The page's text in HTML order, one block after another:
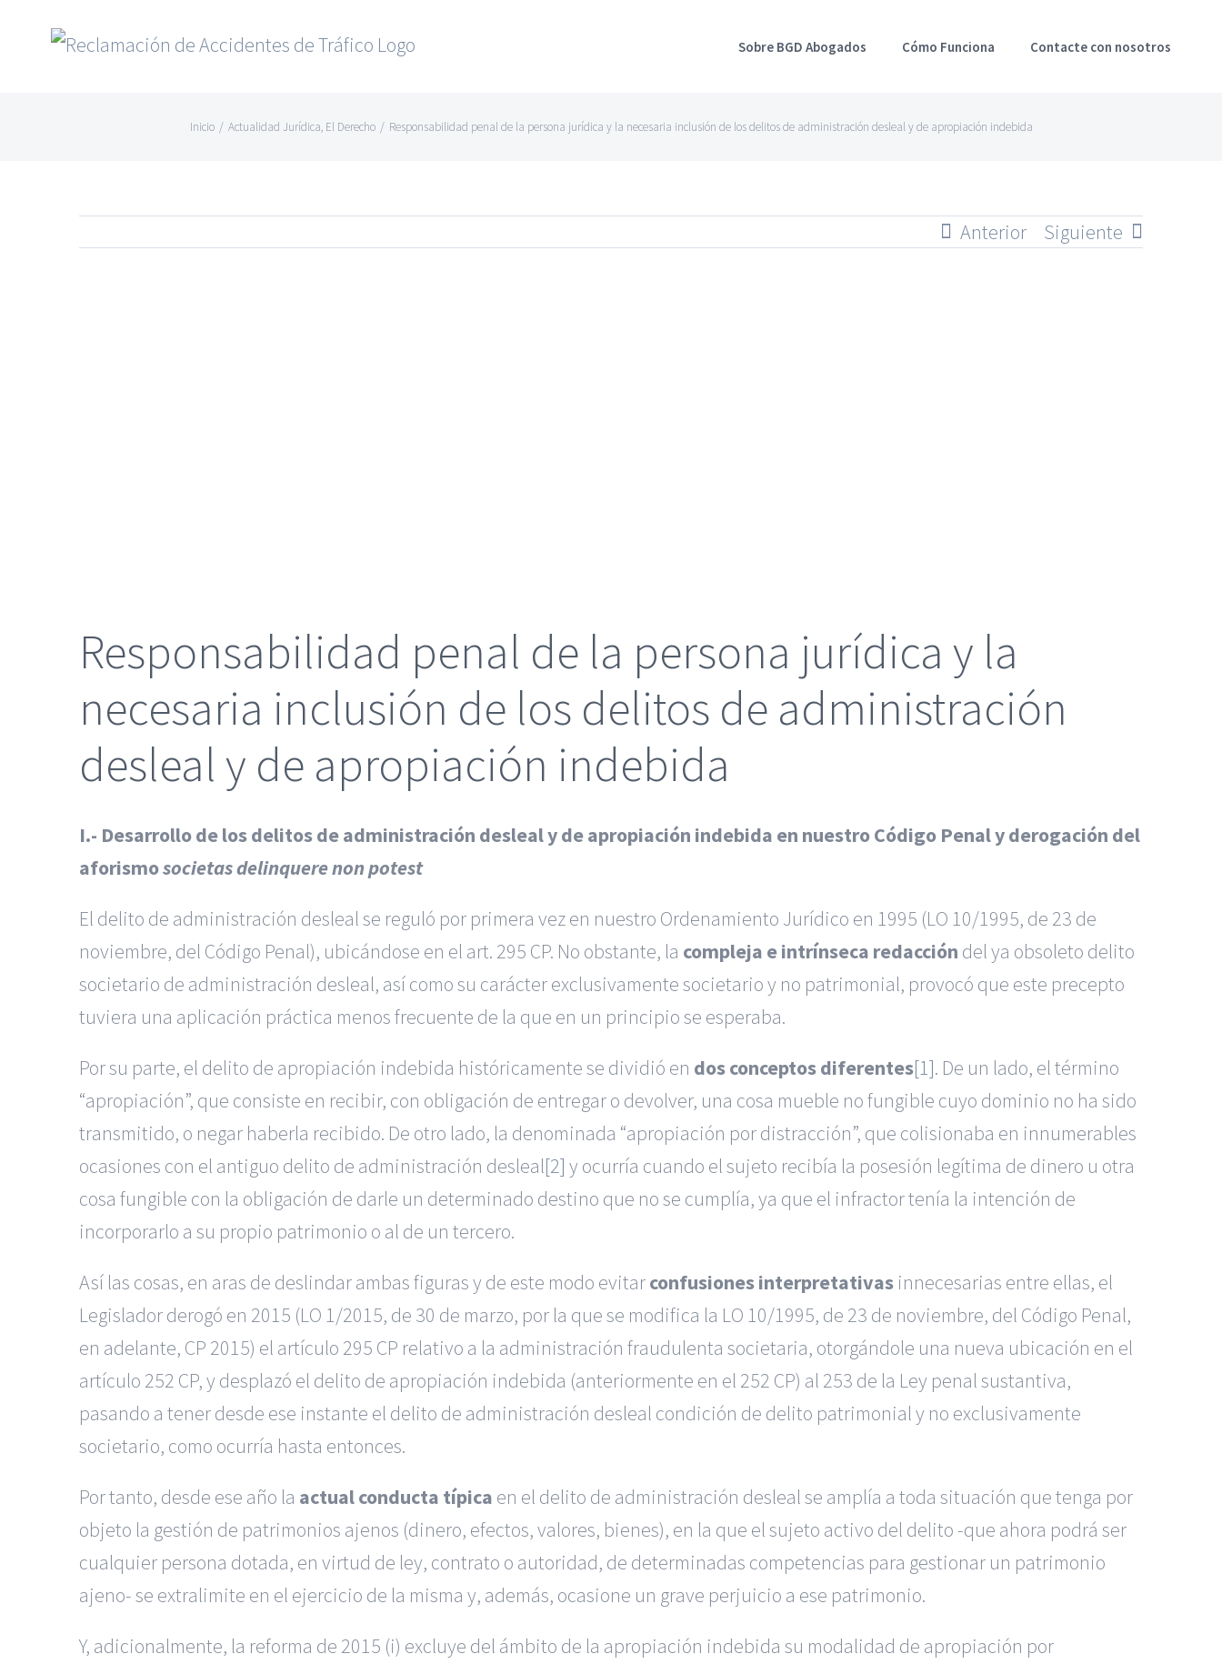
Sobre BGD Abogados Cómo Funciona Contacte con nosotros
Inicio / Actualidad Jurídica, El Derecho / Responsabilidad penal de la persona jurídica y la necesaria inclusión de los delitos de administración desleal y de apropiación indebida
Anterior Siguiente
Responsabilidad penal de la persona jurídica y la
necesaria inclusión de los delitos de administración
desleal y de apropiación indebida
I.- Desarrollo de los delitos de administración desleal y de apropiación indebida en nuestro Código Penal y derogación del
aforismosocietas delinquere non potest
El delito de administración desleal se reguló por primera vez en nuestro Ordenamiento Jurídico en 1995 (LO 10/1995, de 23 de
noviembre, del Código Penal), ubicándose en el art. 295 CP. No obstante, la compleja e intrínseca redacción del ya obsoleto delito
societario de administración desleal, así como su carácter exclusivamente societario y no patrimonial, provocó que este precepto
tuviera una aplicación práctica menos frecuente de la que en un principio se esperaba.
Por su parte, el delito de apropiación indebida históricamente se dividió en dos conceptos diferentes[1]. De un lado, el término
“apropiación”, que consiste en recibir, con obligación de entregar o devolver, una cosa mueble no fungible cuyo dominio no ha sido
transmitido, o negar haberla recibido. De otro lado, la denominada “apropiación por distracción”, que colisionaba en innumerables
ocasiones con el antiguo delito de administración desleal[2] y ocurría cuando el sujeto recibía la posesión legítima de dinero u otra
cosa fungible con la obligación de darle un determinado destino que no se cumplía, ya que el infractor tenía la intención de
incorporarlo a su propio patrimonio o al de un tercero.
Así las cosas, en aras de deslindar ambas figuras y de este modo evitarconfusiones interpretativas innecesarias entre ellas, el
Legislador derogó en 2015 (LO 1/2015, de 30 de marzo, por la que se modifica la LO 10/1995, de 23 de noviembre, del Código Penal,
en adelante, CP 2015) el artículo 295 CP relativo a la administración fraudulenta societaria, otorgándole una nueva ubicación en el
artículo 252 CP, y desplazó el delito de apropiación indebida (anteriormente en el 252 CP) al 253 de la Ley penal sustantiva,
pasando a tener desde ese instante el delito de administración desleal condición de delito patrimonial y no exclusivamente
societario, como ocurría hasta entonces.
Por tanto, desde ese año la actual conducta típica en el delito de administración desleal se amplía a toda situación que tenga por
objeto la gestión de patrimonios ajenos (dinero, efectos, valores, bienes), en la que el sujeto activo del delito -que ahora podrá ser
cualquier persona dotada, en virtud de ley, contrato o autoridad, de determinadas competencias para gestionar un patrimonio
ajeno- se extralimite en el ejercicio de la misma y, además, ocasione un grave perjuicio a ese patrimonio.
Y, adicionalmente, la reforma de 2015 (i) excluye del ámbito de la apropiación indebida su modalidad de apropiación por